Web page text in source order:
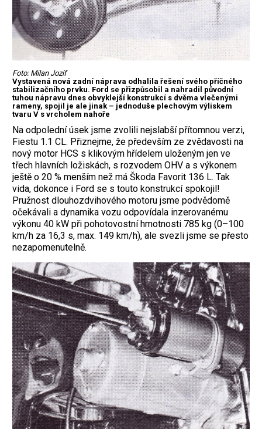
Foto: Milan Jozíf
Vystavená nová zadní náprava odhalila řešení svého příčného
stabilizačního prvku. Ford se přizpůsobil a nahradil původní
tuhou nápravu dnes obvyklejší konstrukcí s dvěma vlečenými
rameny, spojil je ale jinak – jednoduše plechovým výliskem
tvaru V s vrcholem nahoře
Na odpolední úsek jsme zvolili nejslabší přítomnou verzi,
Fiestu 1.1 CL. Přiznejme, že především ze zvědavosti na
nový motor HCS s klikovým hřídelem uloženým jen ve
třech hlavních ložiskách, s rozvodem OHV a s výkonem
ještě o 20 % menším než má Škoda Favorit 136 L. Tak
vida, dokonce i Ford se s touto konstrukcí spokojil!
Pružnost dlouhozdvihového motoru jsme podvědomě
očekávali a dynamika vozu odpovídala inzerovanému
výkonu 40 kW při pohotovostní hmotnosti 785 kg (0–100
km/h za 16,3 s, max. 149 km/h), ale svezli jsme se přesto
nezapomenutelně.